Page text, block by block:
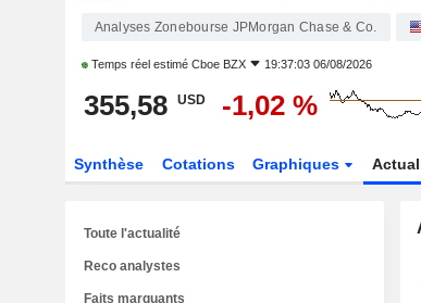
Analyses Zonebourse JPMorgan Chase & Co.
Temps réel estimé Cboe BZX 19:37:03 06/08/2026
355,58 USD -1,02 %
Synthèse Cotations Graphiques
Toute l'actualité
Reco analystes
Faits marquants